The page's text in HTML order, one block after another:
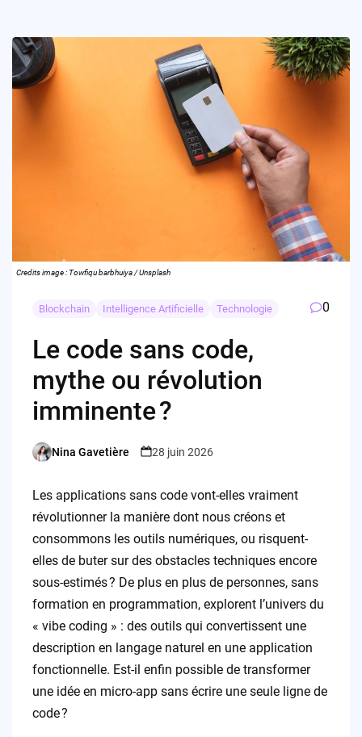
Credits image : Towfiqu barbhuiya / Unsplash
Blockchain Intelligence Artificielle Technologie 0
Le code sans code,
mythe ou révolution
imminente ?
Posted
Nina Gavetière 28 juin 2026
Les applications sans code vont-elles vraiment
révolutionner la manière dont nous créons et
consommons les outils numériques, ou risquent-
elles de buter sur des obstacles techniques encore
sous-estimés ? De plus en plus de personnes, sans
formation en programmation, explorent l’univers du
« vibe coding » : des outils qui convertissent une
description en langage naturel en une application
fonctionnelle. Est-il enfin possible de transformer
une idée en micro-app sans écrire une seule ligne de
code ?